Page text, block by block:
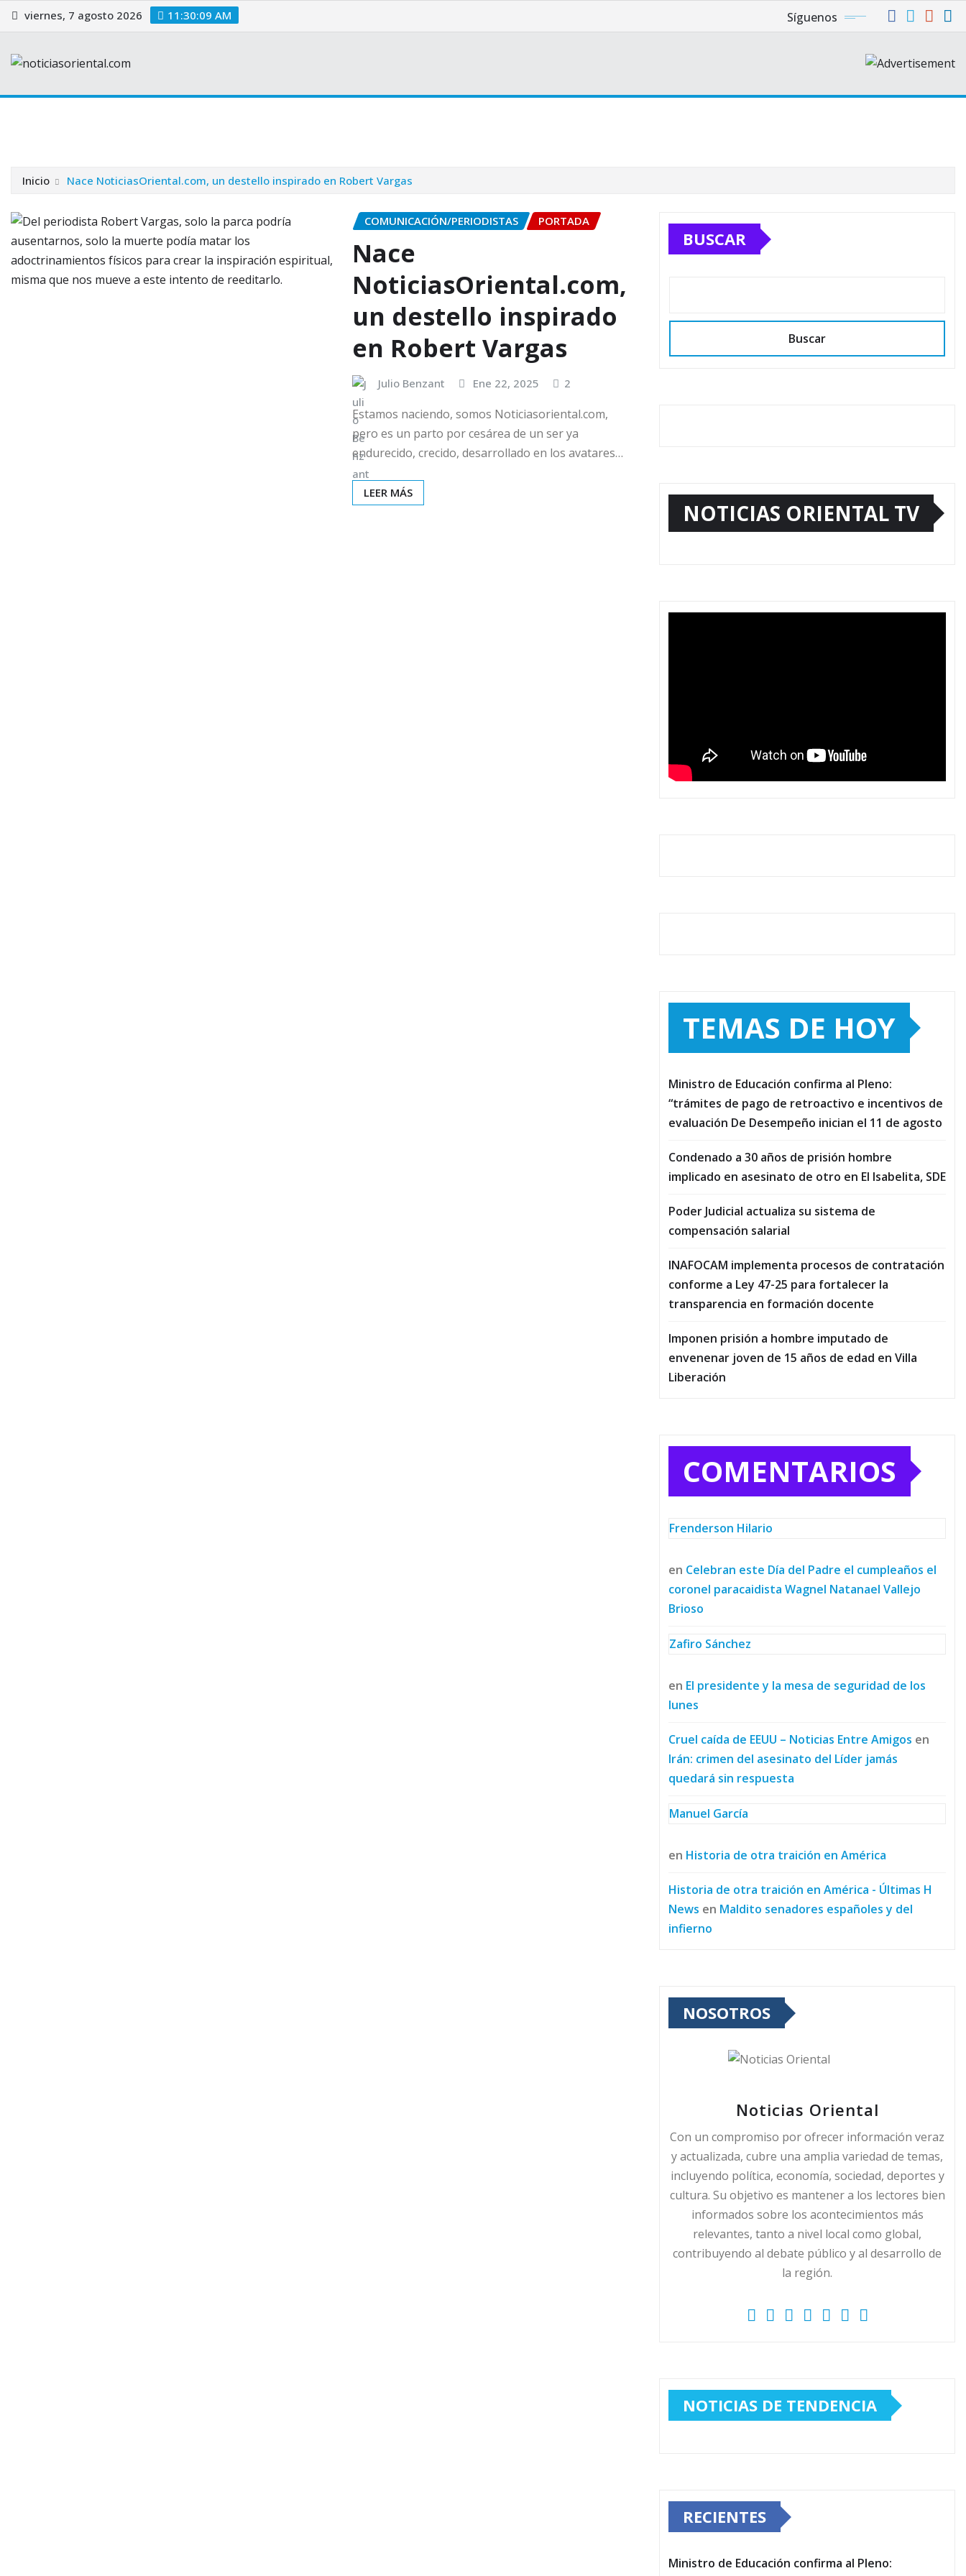
Saltar
al
viernes, 7 agosto 2026 11:30:10 AM Síguenos
Inicio Nace NoticiasOriental.com, un destello inspirado en Robert Vargas
COMUNICACIÓN/PERIODISTAS PORTADA
Nace
NoticiasOriental.com,
un destello inspirado
en Robert Vargas
Julio Benzant Ene 22, 2025 2
Estamos naciendo, somos Noticiasoriental.com,
pero es un parto por cesárea de un ser ya
endurecido, crecido, desarrollado en los avatares…
LEER MÁS
BUSCAR
Buscar
NOTICIAS ORIENTAL TV
TEMAS DE HOY
Ministro de Educación confirma al Pleno:
“trámites de pago de retroactivo e incentivos de
evaluación De Desempeño inician el 11 de agosto
Condenado a 30 años de prisión hombre
implicado en asesinato de otro en El Isabelita, SDE
Poder Judicial actualiza su sistema de
compensación salarial
INAFOCAM implementa procesos de contratación
conforme a Ley 47-25 para fortalecer la
transparencia en formación docente
Imponen prisión a hombre imputado de
envenenar joven de 15 años de edad en Villa
Liberación
COMENTARIOS
Frenderson Hilario
en Celebran este Día del Padre el cumpleaños el
coronel paracaidista Wagnel Natanael Vallejo
Brioso
Zafiro Sánchez
en El presidente y la mesa de seguridad de los
lunes
Cruel caída de EEUU – Noticias Entre Amigos en
Irán: crimen del asesinato del Líder jamás
quedará sin respuesta
Manuel García
en Historia de otra traición en América
Historia de otra traición en América - Últimas H
News en Maldito senadores españoles y del
infierno
NOSOTROS
Noticias Oriental
Con un compromiso por ofrecer información veraz
y actualizada, cubre una amplia variedad de temas,
incluyendo política, economía, sociedad, deportes y
cultura. Su objetivo es mantener a los lectores bien
informados sobre los acontecimientos más
relevantes, tanto a nivel local como global,
contribuyendo al debate público y al desarrollo de
la región.
NOTICIAS DE TENDENCIA
RECIENTES
Ministro de Educación confirma al Pleno: